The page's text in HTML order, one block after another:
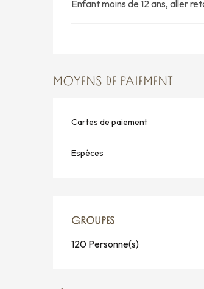
Enfant moins de 12 ans, aller
MOYENS DE PAIEMENT
Cartes de paiement
Espèces
GROUPES
GROUPES
120 Personne(s)